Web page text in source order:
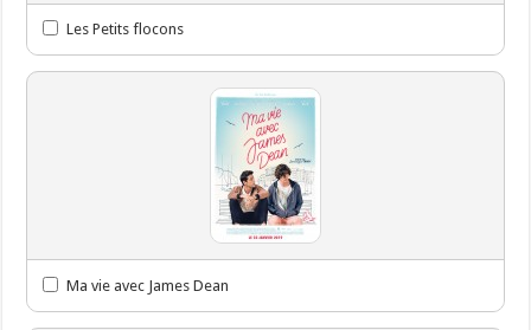
Les Petits flocons
Ma vie avec James Dean